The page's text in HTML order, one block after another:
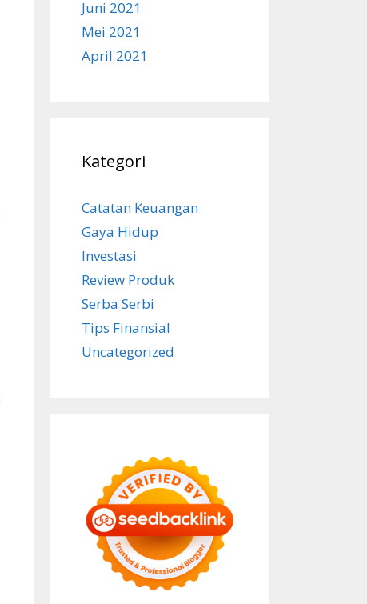
Juni 2021
Mei 2021
April 2021
Kategori
Catatan Keuangan
Gaya Hidup
Investasi
Review Produk
Serba Serbi
Tips Finansial
Uncategorized